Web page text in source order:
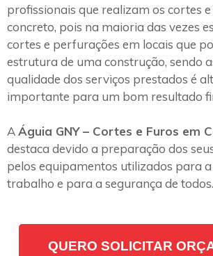
profissionais que realizam os cortes
concreto, pois na maioria das vezes
cortes e perfurações em locais que
estrutura de uma construção, sendo
qualidade dos serviços prestados é
importante para um bom resultado
AÁguia GNY – Cortes e Furos em
destaca devido a preparação dos
pelos equipamentos utilizados para a
trabalho e para a segurança de todos.
QUERO SOLICITAR